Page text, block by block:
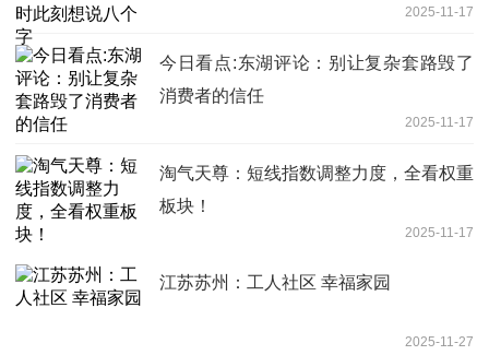
2025-11-17
今日看点:东湖评论：别让复杂套路毁了
消费者的信任
2025-11-17
淘气天尊：短线指数调整力度，全看权重
板块！
2025-11-17
江苏苏州：工人社区 幸福家园
2025-11-27